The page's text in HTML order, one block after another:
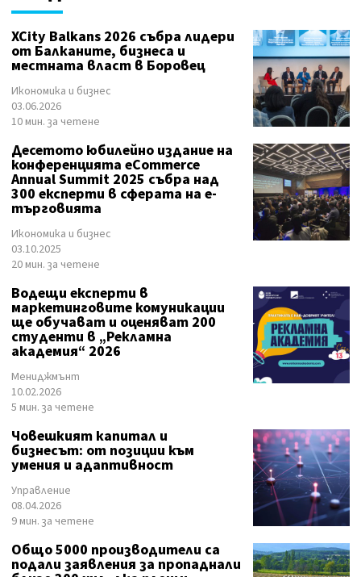
XCity Balkans 2026 събра лидери
от Балканите, бизнеса и
местната власт в Боровец
Икономика и бизнес
03.06.2026
10 мин. за четене
Десетото юбилейно издание на
конференцията eCommerce
Annual Summit 2025 събра над
300 експерти в сферата на е-
търговията
Икономика и бизнес
03.10.2025
20 мин. за четене
Водещи експерти в
маркетинговите комуникации
ще обучават и оценяват 200
студенти в „Рекламна
академия“ 2026
Мениджмънт
10.02.2026
5 мин. за четене
Човешкият капитал и
бизнесът: от позиции към
умения и адаптивност
Управление
08.04.2026
9 мин. за четене
Общо 5000 производители са
подали заявления за пропаднали